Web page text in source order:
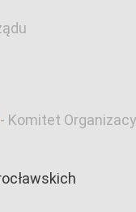
- Komitet